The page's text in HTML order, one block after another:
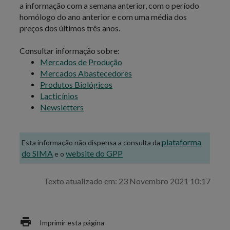
a informação com a semana anterior, com o período
homólogo do ano anterior e com uma média dos
preços dos últimos três anos.
Consultar informação sobre:
Mercados de Produção
Mercados Abastecedores
Produtos Biológicos
Lacticínios
Newsletters
Esta informação não dispensa a consulta daplataforma
do SIMA e owebsite do GPP
Texto atualizado em: 23 Novembro 2021 10:17
Imprimir esta página